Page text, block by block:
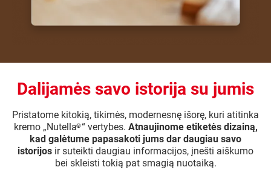
Dalijamės savo istorija su jumis
Pristatome kitokią, tikimės, modernesnę išorę, kuri atitinka
kremo „Nutella®“ vertybes. Atnaujinome etiketės dizainą,
kad galėtume papasakoti jums dar daugiau savo
istorijos ir suteikti daugiau informacijos, įnešti aiškumo
bei skleisti tokią pat smagią nuotaiką.